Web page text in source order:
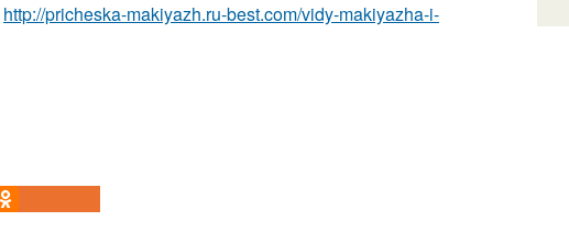
http://pricheska-makiyazh.ru-best.com/vidy-makiyazha-i-